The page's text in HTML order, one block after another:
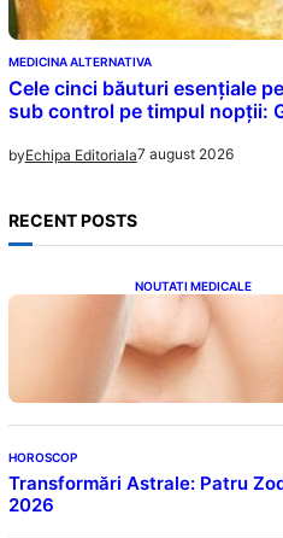
MEDICINA ALTERNATIVA
Cele cinci băuturi esențiale
sub control pe timpul nopții:
byEchipa Editoriala7 august 2026
RECENT POSTS
NOUTATI MEDICALE
Evoluția
Revelații Ne
HOROSCOP
Transformări Astrale: Patru
2026